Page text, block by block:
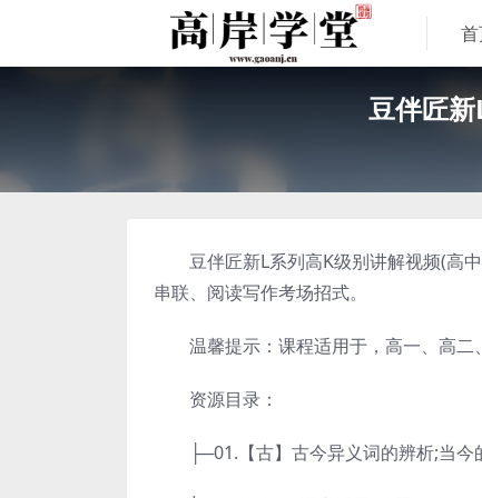
豆伴匠
豆伴匠新L系列高K级别讲解视频(高中
串联、阅读写作考场招式。
温馨提示：课程适用于，高一、高二
资源目录：
├─01.【古】古今异义词的辨析;当今